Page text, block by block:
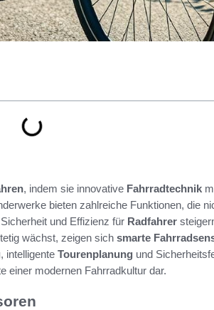
, indem sie innovative Fahrradtechnik
bieten zahlreiche Funktionen, die
und Effizienz für Radfahrer
wächst, zeigen sich smarte
, intelligente Tourenplanung und
einer modernen Fahrradkultur dar.